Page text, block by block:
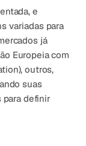
, e
variadas para
já
Europeia com
, outros,
suas
para definir